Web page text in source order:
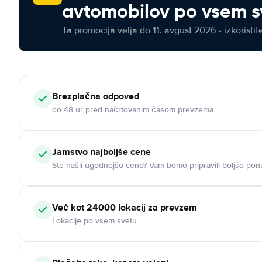
avtomobilov po vsem
Ta promocija velja do 11. avgust 2026 -
Brezplačna odpoved
do 48 ur pred načrtovanim časom prevzema
Jamstvo najboljše cene
Ste našli ugodnejšo ceno? Vam bomo pripravili boljšo
Več kot 24000 lokacij za prevzem
Lokacije po vsem svetu